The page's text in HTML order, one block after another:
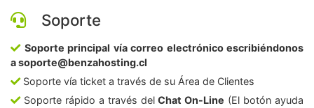
Soporte
Soporte principal vía correo electrónico escribiéndonos
a soporte@benzahosting.cl
Soporte vía ticket a través de su Área de Clientes
Soporte rápido a través delChat On-Line (El botón ayuda